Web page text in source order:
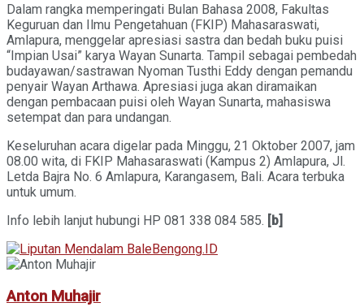
Dalam rangka memperingati Bulan Bahasa 2008, Fakultas
Keguruan dan Ilmu Pengetahuan (FKIP) Mahasaraswati,
Amlapura, menggelar apresiasi sastra dan bedah buku puisi
“Impian Usai” karya Wayan Sunarta. Tampil sebagai pembedah
budayawan/sastrawan Nyoman Tusthi Eddy dengan pemandu
penyair Wayan Arthawa. Apresiasi juga akan diramaikan
dengan pembacaan puisi oleh Wayan Sunarta, mahasiswa
setempat dan para undangan.
Keseluruhan acara digelar pada Minggu, 21 Oktober 2007, jam
08.00 wita, di FKIP Mahasaraswati (Kampus 2) Amlapura, Jl.
Letda Bajra No. 6 Amlapura, Karangasem, Bali. Acara terbuka
untuk umum.
Info lebih lanjut hubungi HP 081 338 084 585. [b]
Anton Muhajir